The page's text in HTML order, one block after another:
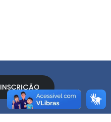
INSCRIÇÃO